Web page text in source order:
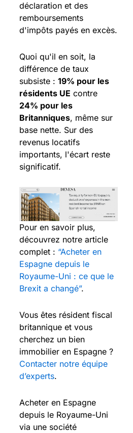
déclaration et des
remboursements
d'impôts payés en excès.
Quoi qu'il en soit, la
différence de taux
subsiste : 19% pour les
résidents UE contre
24% pour les
Britanniques, même sur
base nette. Sur des
revenus locatifs
importants, l'écart reste
significatif.
Pour en savoir plus,
découvrez notre article
complet : “Acheter en
Espagne depuis le
Royaume-Uni : ce que le
Brexit a changé”.
Vous êtes résident fiscal
britannique et vous
cherchez un bien
immobilier en Espagne ?
Contacter notre équipe
d’experts.
Acheter en Espagne
depuis le Royaume-Uni
via une société